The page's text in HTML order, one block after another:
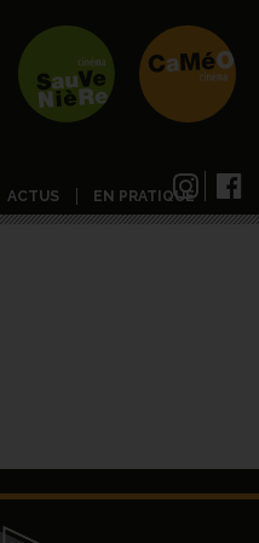
ACTUS EN PRATIQUE